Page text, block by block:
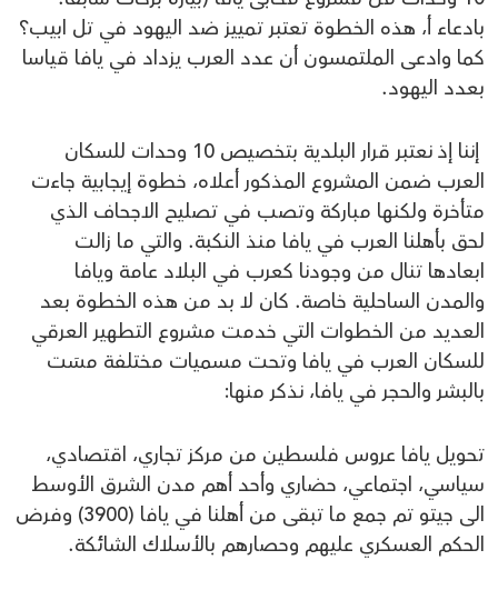
بادعاء أ، هذه الخطوة تعتبر تمييز ضد اليهود في تل ابيب؟
كما وادعى الملتمسون أن عدد العرب يزداد في يافا قياسا
بعدد اليهود.
إننا إذ نعتبر قرار البلدية بتخصيص 10 وحدات للسكان
العرب ضمن المشروع المذكور أعلاه، خطوة إيجابية جاءت
متأخرة ولكنها مباركة وتصب في تصليح الاجحاف الذي
لحق بأهلنا العرب في يافا منذ النكبة. والتي ما زالت
ابعادها تنال من وجودنا كعرب في البلاد عامة ويافا
والمدن الساحلية خاصة. كان لا بد من هذه الخطوة بعد
العديد من الخطوات التي خدمت مشروع التطهير العرقي
للسكان العرب في يافا وتحت مسميات مختلفة مسَت
بالبشر والحجر في يافا، نذكر منها:
تحويل يافا عروس فلسطين من مركز تجاري، اقتصادي،
سياسي، اجتماعي، حضاري وأحد أهم مدن الشرق الأوسط
الى جيتو تم جمع ما تبقى من أهلنا في يافا (3900) وفرض
الحكم العسكري عليهم وحصارهم بالأسلاك الشائكة.